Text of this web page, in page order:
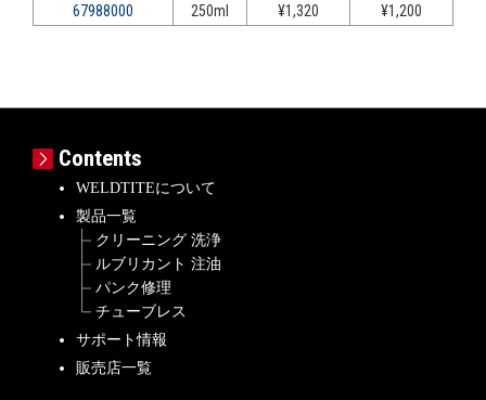
67988000
250ml ¥1,320 ¥1,200
Contents
WELDTITEについて
製品一覧
クリーニング 洗浄
ルブリカント 注油
パンク修理
チューブレス
サポート情報
販売店一覧